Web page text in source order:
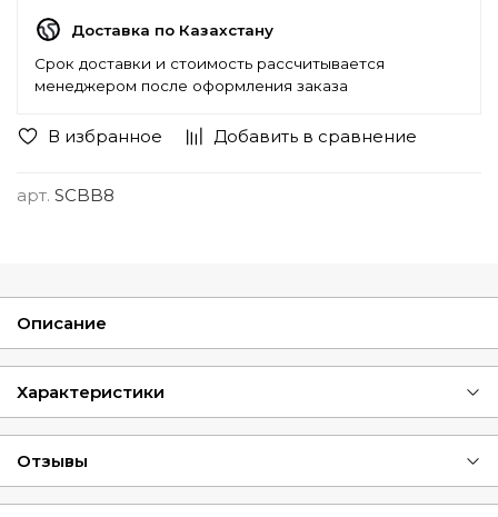
В избранное Добавить в сравнение
арт. SCBB8
Доставка по Казахстану
Срок доставки и стоимость рассчитывается
менеджером после оформления заказа
Описание
Характеристики
Отзывы